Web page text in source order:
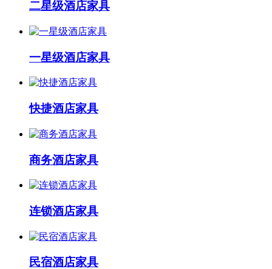
二星级酒店家具
一星级酒店家具
快捷酒店家具
商务酒店家具
连锁酒店家具
民宿酒店家具